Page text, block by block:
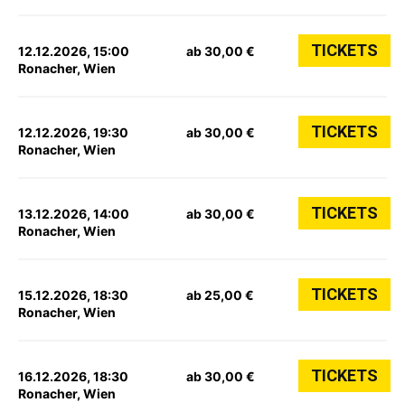
12.12.2026, 15:00
Ronacher, Wien
ab 30,00 € TICKETS
12.12.2026, 19:30
Ronacher, Wien
ab 30,00 € TICKETS
13.12.2026, 14:00
Ronacher, Wien
ab 30,00 € TICKETS
15.12.2026, 18:30
Ronacher, Wien
ab 25,00 € TICKETS
16.12.2026, 18:30
Ronacher, Wien
ab 30,00 € TICKETS